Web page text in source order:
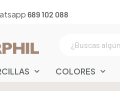
689 102 088
COLORES